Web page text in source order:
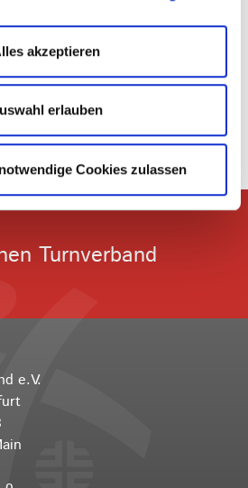
akzeptieren
erlauben
Cookies zulassen
069 6773772-60
online.de
Turnverband
e.V.